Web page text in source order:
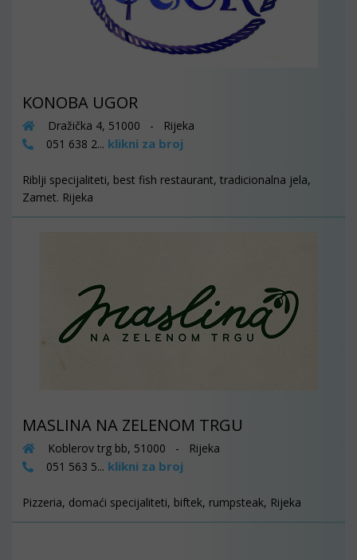
KONOBA UGOR
Dražička 4, 51000 - Rijeka
051 638 2... klikni za broj
Riblji specijaliteti, best fish restaurant, tradicionalna jela,
Zamet. Rijeka
MASLINA NA ZELENOM TRGU
Koblerov trg bb, 51000 - Rijeka
051 563 5... klikni za broj
Pizzeria, domaći specijaliteti, biftek, rumpsteak, Rijeka